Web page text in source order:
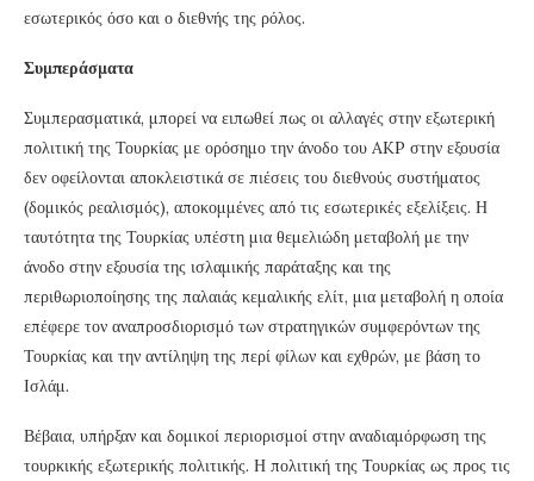
εσωτερικός όσο και ο διεθνής της ρόλος.
Συμπεράσματα
Συμπερασματικά, μπορεί να ειπωθεί πως οι αλλαγές στην εξωτερική
πολιτική της Τουρκίας με ορόσημο την άνοδο του AKP στην εξουσία
δεν οφείλονται αποκλειστικά σε πιέσεις του διεθνούς συστήματος
(δομικός ρεαλισμός), αποκομμένες από τις εσωτερικές εξελίξεις. Η
ταυτότητα της Τουρκίας υπέστη μια θεμελιώδη μεταβολή με την
άνοδο στην εξουσία της ισλαμικής παράταξης και της
περιθωριοποίησης της παλαιάς κεμαλικής ελίτ, μια μεταβολή η οποία
επέφερε τον αναπροσδιορισμό των στρατηγικών συμφερόντων της
Τουρκίας και την αντίληψη της περί φίλων και εχθρών, με βάση το
Ισλάμ.
Βέβαια, υπήρξαν και δομικοί περιορισμοί στην αναδιαμόρφωση της
τουρκικής εξωτερικής πολιτικής. Η πολιτική της Τουρκίας ως προς τις